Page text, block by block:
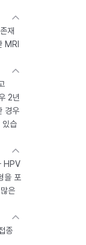
재
MRI
2년
경우
있습
HPV
을 포
은
종